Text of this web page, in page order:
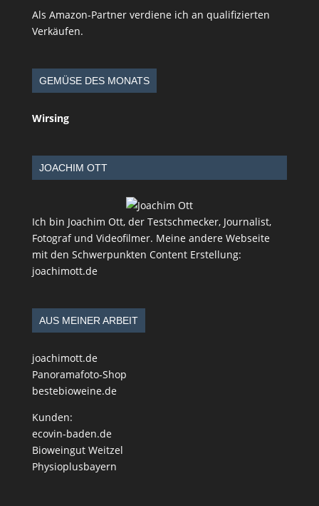
Als Amazon-Partner verdiene ich an qualifizierten
Verkäufen.
GEMÜSE DES MONATS
Wirsing
JOACHIM OTT
Ich bin Joachim Ott, der Testschmecker, Journalist,
Fotograf und Videofilmer. Meine andere Webseite
mit den Schwerpunkten Content Erstellung:
joachimott.de
AUS MEINER ARBEIT
joachimott.de
Panoramafoto-Shop
bestebioweine.de
Kunden:
ecovin-baden.de
Bioweingut Weitzel
Physioplusbayern